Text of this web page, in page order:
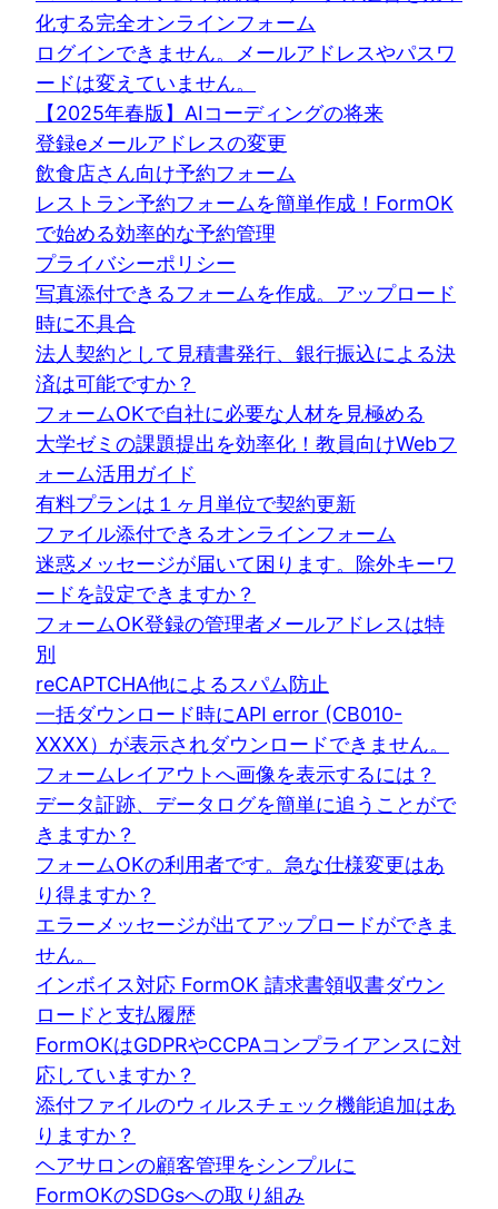
化する完全オンラインフォーム
ログインできません。メールアドレスやパスワ
ードは変えていません。
【2025年春版】AIコーディングの将来
登録eメールアドレスの変更
飲食店さん向け予約フォーム
レストラン予約フォームを簡単作成！FormOK
で始める効率的な予約管理
プライバシーポリシー
写真添付できるフォームを作成。アップロード
時に不具合
法人契約として見積書発行、銀行振込による決
済は可能ですか？
フォームOKで自社に必要な人材を見極める
大学ゼミの課題提出を効率化！教員向けWebフ
ォーム活用ガイド
有料プランは１ヶ月単位で契約更新
ファイル添付できるオンラインフォーム
迷惑メッセージが届いて困ります。除外キーワ
ードを設定できますか？
フォームOK登録の管理者メールアドレスは特
別
reCAPTCHA他によるスパム防止
一括ダウンロード時にAPI error (CB010-
XXXX）が表示されダウンロードできません。
フォームレイアウトへ画像を表示するには？
データ証跡、データログを簡単に追うことがで
きますか？
フォームOKの利用者です。急な仕様変更はあ
り得ますか？
エラーメッセージが出てアップロードができま
せん。
インボイス対応 FormOK 請求書領収書ダウン
ロードと支払履歴
FormOKはGDPRやCCPAコンプライアンスに対
応していますか？
添付ファイルのウィルスチェック機能追加はあ
りますか？
ヘアサロンの顧客管理をシンプルに
FormOKのSDGsへの取り組み